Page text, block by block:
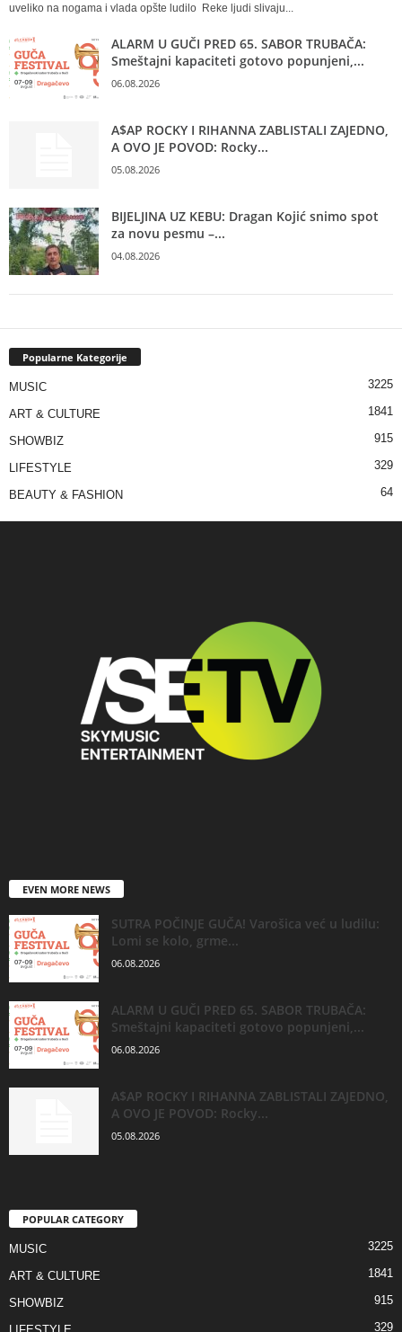
uveliko na nogama i vlada opšte ludilo Reke ljudi slivaju...
ALARM U GUČI PRED 65. SABOR TRUBAČA:
Smeštajni kapaciteti gotovo popunjeni,...
06.08.2026
A$AP ROCKY I RIHANNA ZABLISTALI ZAJEDNO,
A OVO JE POVOD: Rocky...
05.08.2026
BIJELJINA UZ KEBU: Dragan Kojić snimo spot
za novu pesmu –...
04.08.2026
Popularne Kategorije
MUSIC 3225
ART & CULTURE 1841
SHOWBIZ 915
LIFESTYLE 329
BEAUTY & FASHION 64
EVEN MORE NEWS
SUTRA POČINJE GUČA! Varošica već u ludilu:
Lomi se kolo, grme...
06.08.2026
ALARM U GUČI PRED 65. SABOR TRUBAČA:
Smeštajni kapaciteti gotovo popunjeni,...
06.08.2026
A$AP ROCKY I RIHANNA ZABLISTALI ZAJEDNO,
A OVO JE POVOD: Rocky...
05.08.2026
POPULAR CATEGORY
MUSIC 3225
ART & CULTURE 1841
SHOWBIZ 915
329